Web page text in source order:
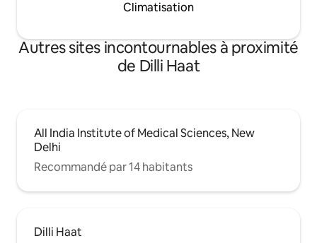
Climatisation
Autres sites incontournables à proximité
de Dilli Haat
All India Institute of Medical Sciences, New
Delhi
Recommandé par 14 habitants
Dilli Haat